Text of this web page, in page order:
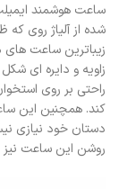
شده از آلیاژ روی
زیباترین ساعت
زاویه و دایره ای
راحتی بر روی
کند. همچنین این
دستان خود نیازی
روشن این ساعت